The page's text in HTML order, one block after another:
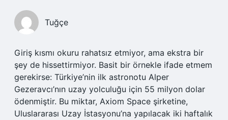
Tuğçe
Giriş kısmı okuru rahatsız etmiyor, ama ekstra bir
şey de hissettirmiyor. Basit bir örnekle ifade etmem
gerekirse: Türkiye’nin ilk astronotu Alper
Gezeravcı’nın uzay yolculuğu için 55 milyon dolar
ödenmiştir. Bu miktar, Axiom Space şirketine,
Uluslararası Uzay İstasyonu’na yapılacak iki haftalık